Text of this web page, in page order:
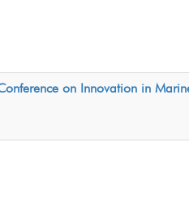
on Innovation in